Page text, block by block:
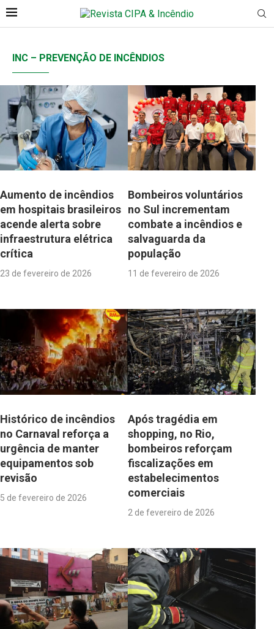
INC – PREVENÇÃO DE INCÊNDIOS
Aumento de incêndios
em hospitais brasileiros
acende alerta sobre
infraestrutura elétrica
crítica
23 de fevereiro de 2026
Bombeiros voluntários
no Sul incrementam
combate a incêndios e
salvaguarda da
população
11 de fevereiro de 2026
Histórico de incêndios
no Carnaval reforça a
urgência de manter
equipamentos sob
revisão
5 de fevereiro de 2026
Após tragédia em
shopping, no Rio,
bombeiros reforçam
fiscalizações em
estabelecimentos
comerciais
2 de fevereiro de 2026